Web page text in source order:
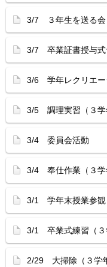
3/7 ３年生を送る会
3/7 卒業証書授与式
3/6 学年レクリエー
3/5 調理実習（３学
3/4 委員会活動
3/4 奉仕作業（３学
3/1 学年末授業参観
3/1 卒業式練習（３
2/29 大掃除（３学